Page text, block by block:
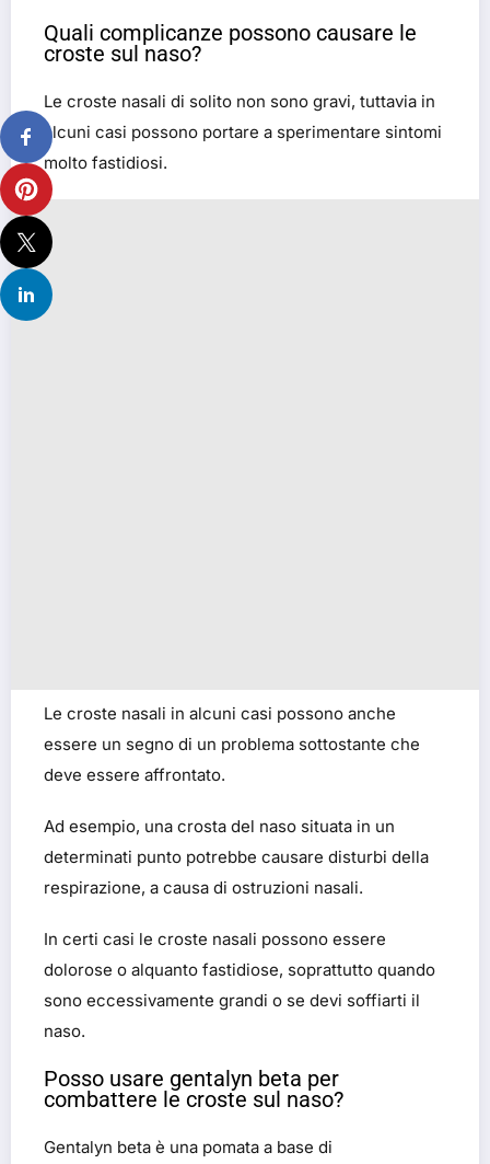
Quali complicanze possono causare le
croste sul naso?
Le croste nasali di solito non sono gravi, tuttavia in
alcuni casi possono portare a sperimentare sintomi
molto fastidiosi.
Le croste nasali in alcuni casi possono anche
essere un segno di un problema sottostante che
deve essere affrontato.
Ad esempio, una crosta del naso situata in un
determinati punto potrebbe causare disturbi della
respirazione, a causa di ostruzioni nasali.
In certi casi le croste nasali possono essere
dolorose o alquanto fastidiose, soprattutto quando
sono eccessivamente grandi o se devi soffiarti il ​​
naso.
Posso usare gentalyn beta per
combattere le croste sul naso?
Gentalyn beta è una pomata a base di